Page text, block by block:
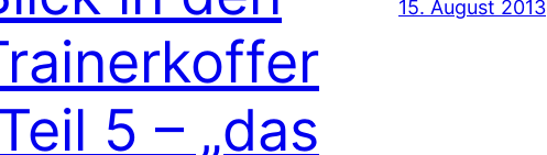
5 – „das
15. August 2013